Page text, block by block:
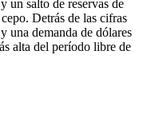
un salto de reservas de
Detrás de las cifras
una demanda de dólares
alta del período libre de